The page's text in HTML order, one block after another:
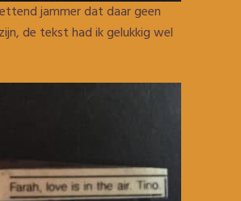
jammer dat daar geen
de tekst had ik gelukkig wel